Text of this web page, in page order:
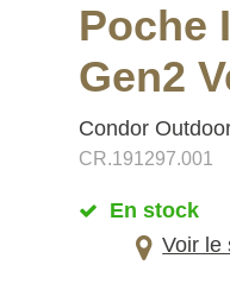
Poche
Gen2
Condor
CR.191297.001
En stock
Voir le